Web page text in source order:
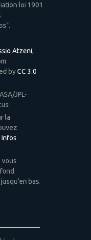
loi 1901
Atzeni,
byCC 3.0
JPL-
la
Infos
vous
bas.